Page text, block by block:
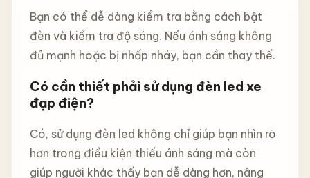
Bạn có thể dễ dàng kiểm tra bằng cách bật
đèn và kiểm tra độ sáng. Nếu ánh sáng không
đủ mạnh hoặc bị nhấp nháy, bạn cần thay thế.
Có cần thiết phải sử dụng đèn led xe
đạp điện?
Có, sử dụng đèn led không chỉ giúp bạn nhìn rõ
hơn trong điều kiện thiếu ánh sáng mà còn
giúp người khác thấy bạn dễ dàng hơn, nâng